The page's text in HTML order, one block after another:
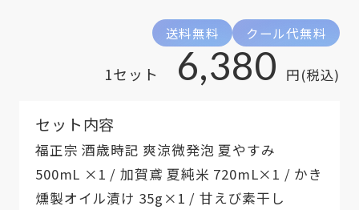
送料無料 クール代無料
1セット 6,380 円(税込)
セット内容
福正宗 酒歳時記 爽涼微発泡 夏やすみ
500mL ×1 / 加賀鳶 夏純米 720mL×1 / かき
燻製オイル漬け 35g×1 / 甘えび素干し